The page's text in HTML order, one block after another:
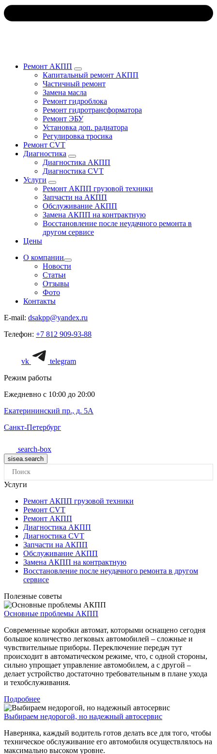
Ремонт АКПП
Капитальный ремонт АКПП
Частичный ремонт
Замена масла
Ремонт гидроблока
Ремонт гидротрансформатора
Ремонт ЭБУ
Установка доп. радиатора
Регулировка тросика
Ремонт CVT
Диагностика
Диагностика АКПП
Диагностика CVT
Услуги
Ремонт АКПП грузовой техники
Запчасти на АКПП
Обслуживание АКПП
Замена АКПП на контрактную
Восстановление после неудачного ремонта в
другом сервисе
Цены
О компании
Новости
Статьи
Отзывы
Фото
Контакты
E-mail: dsakpp@yandex.ru
Телефон: +7 812 909-93-88
vk
telegram
Режим работы
Ежедневно с 10:00 до 20:00
Екатерининский пр., д. 5А
Санкт-Петербург
search-box
Услуги
Ремонт АКПП грузовой техники
Ремонт CVT
Ремонт AКПП
Диагностика АКПП
Диагностика CVT
Запчасти на АКПП
Обслуживание АКПП
Замена АКПП на контрактную
Восстановление после неудачного ремонта в другом
сервисе
Полезные советы
Основные проблемы АКПП
Современные коробки автомат, которыми оснащено сегодня
большое количество легковых автомобилей – сложные и
чувствительные приборы. Переключение передач тут
происходит в автоматическом режиме, что, с одной стороны,
сильно упрощает управление автомобилем, а с другой –
делает устройство достаточно требовательным в плане ухода
и техобслуживания.
Подробнее
Выбираем недорогой, но надежный автосервис
Наверняка, каждый водитель готов делать все для того, чтобы
техническое обслуживание его автомобиля осуществлялось на
максимально высоком уровне.